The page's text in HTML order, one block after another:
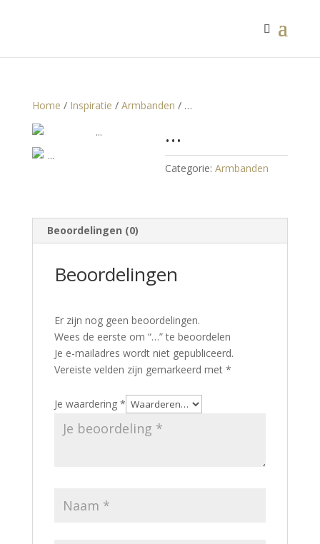
Home / Inspiratie / Armbanden / …
…
Categorie:Armbanden
Beoordelingen (0)
Beoordelingen
Er zijn nog geen beoordelingen.
Wees de eerste om “…” te beoordelen
Je e-mailadres wordt niet gepubliceerd.
Vereiste velden zijn gemarkeerd met *
Je waardering *